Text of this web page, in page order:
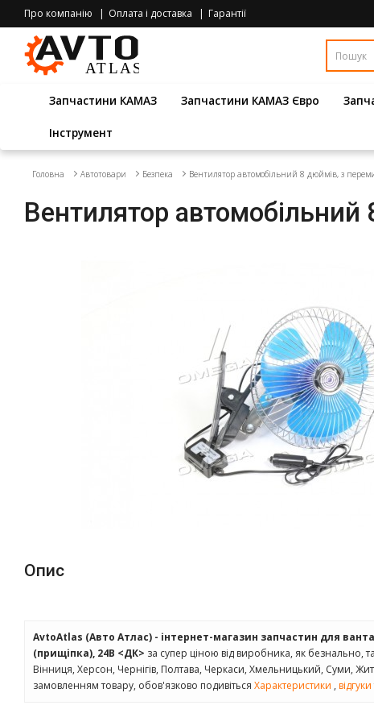
Про компанію Оплата і доставка Гарантії
Запчастини КАМАЗ Запчастини КАМАЗ Євро
Інструмент
Головна Автотовари Безпека Вентилятор автомобільний 8 дюймів, з
Вентилятор
Опис
AvtoAtlas (Авто Атлас) - інтернет-магазин запчастин для
(прищіпка), 24В <ДК> за супер ціною від виробника, як безнально,
Вінниця, Херсон, Чернігів, Полтава, Черкаси, Хмельницький, Суми,
замовленням товару, обов'язково подивіться Характеристики , відгуки